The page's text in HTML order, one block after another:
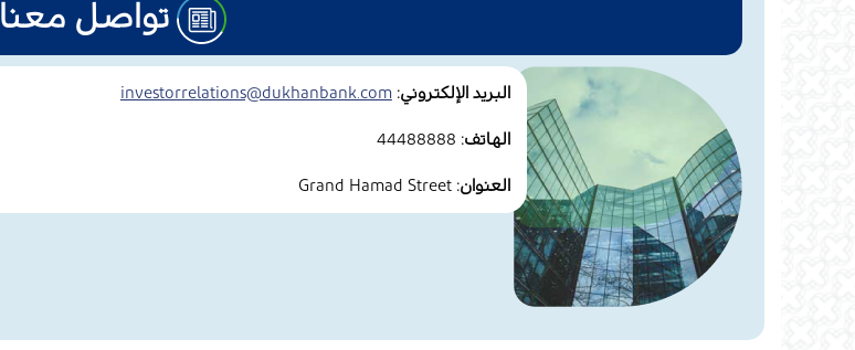
تواصل معنا
البريد الإلكتروني: investorrelations@dukhanbank.com
الهاتف:
العنوان: Grand Hamad Street